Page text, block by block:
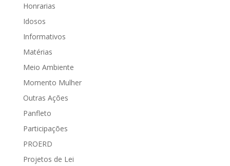
Honrarias
Idosos
Informativos
Matérias
Meio Ambiente
Momento Mulher
Outras Ações
Panfleto
Participações
PROERD
Projetos de Lei